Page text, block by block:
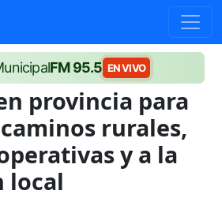
FM 95.5 EN VIVO
provincia para
rurales,
y a la
local